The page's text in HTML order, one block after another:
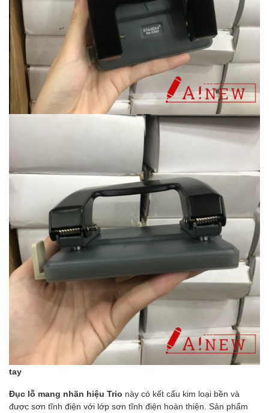
tay
Đục lỗ mang nhãn hiệu Trio này có kết cấu kim loại bền và
được sơn tĩnh điện với lớp sơn tĩnh điện hoàn thiện. Sản phẩm